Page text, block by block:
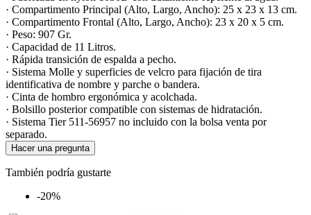
· Compartimento Principal (Alto, Largo, Ancho): 25 x 23 x 13 cm.
· Compartimento Frontal (Alto, Largo, Ancho): 23 x 20 x 5 cm.
· Peso: 907 Gr.
· Capacidad de 11 Litros.
· Rápida transición de espalda a pecho.
· Sistema Molle y superficies de velcro para fijación de tira
identificativa de nombre y parche o bandera.
· Cinta de hombro ergonómica y acolchada.
· Bolsillo posterior compatible con sistemas de hidratación.
· Sistema Tier 511-56957 no incluido con la bolsa venta por
separado.
Hacer una pregunta
También podría gustarte
-20%